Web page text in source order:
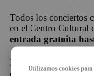
Todos los conciertos
en el Centro Cultural
entrada gratuita
La concejala de
destacado que
Utilizamos cookies